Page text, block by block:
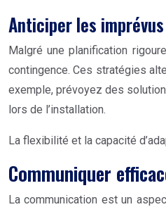
Anticiper les
Malgré une planification
contingence. Ces stratégies
exemple, prévoyez des
lors de l’installation.
La flexibilité et la capacité
Communiquer
La communication est un